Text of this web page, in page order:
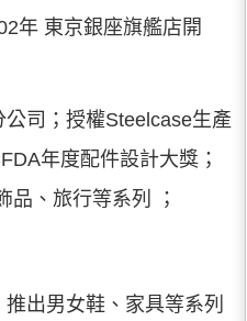
年 東京銀座旗艦店開
司；授權Steelcase生產
年度配件設計大獎；
品、旅行等系列 ；
出男女鞋、家具等系列